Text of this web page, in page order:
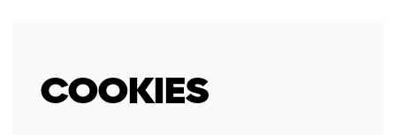
COOKIES